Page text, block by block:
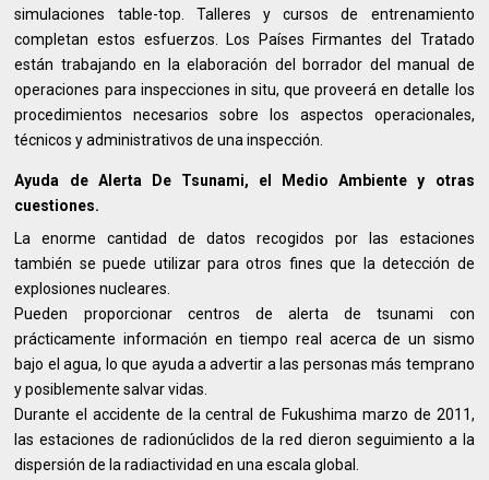
simulaciones table-top. Talleres y cursos de entrenamiento
completan estos esfuerzos. Los Países Firmantes del Tratado
están trabajando en la elaboración del borrador del manual de
operaciones para inspecciones in situ, que proveerá en detalle los
procedimientos necesarios sobre los aspectos operacionales,
técnicos y administrativos de una inspección.
Ayuda de Alerta De Tsunami, el Medio Ambiente y otras
cuestiones.
La enorme cantidad de datos recogidos por las estaciones
también se puede utilizar para otros fines que la detección de
explosiones nucleares.
Pueden proporcionar centros de alerta de tsunami con
prácticamente información en tiempo real acerca de un sismo
bajo el agua, lo que ayuda a advertir a las personas más temprano
y posiblemente salvar vidas.
Durante el accidente de la central de Fukushima marzo de 2011,
las estaciones de radionúclidos de la red dieron seguimiento a la
dispersión de la radiactividad en una escala global.